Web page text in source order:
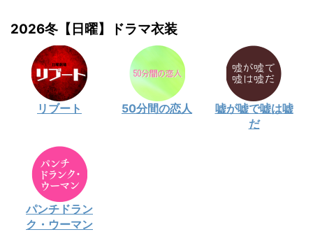
2026冬【日曜】ドラマ衣装
リブート 50分間の恋人
嘘が嘘で嘘は嘘
だ
パンチドラン
ク・ウーマン